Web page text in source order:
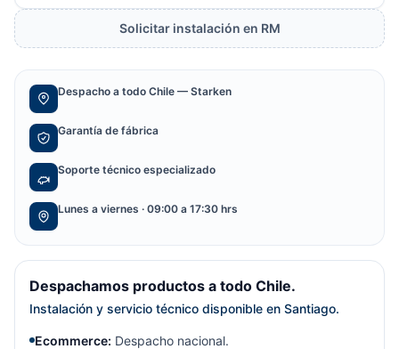
Solicitar instalación en RM
Despacho a todo Chile — Starken
Garantía de fábrica
Soporte técnico especializado
Lunes a viernes · 09:00 a 17:30 hrs
Despachamos productos a todo Chile.
Instalación y servicio técnico disponible en Santiago.
Ecommerce: Despacho nacional.